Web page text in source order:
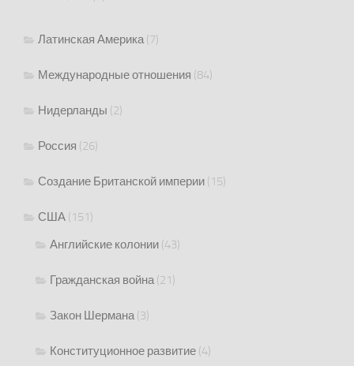
Латинская Америка(7)
Международные отношения (84)
Нидерланды (2)
Россия (26)
Создание Британской империи (15)
США (151)
Английские колонии (43)
Гражданская война(21)
Закон Шермана(3)
Конституционное развитие (4)